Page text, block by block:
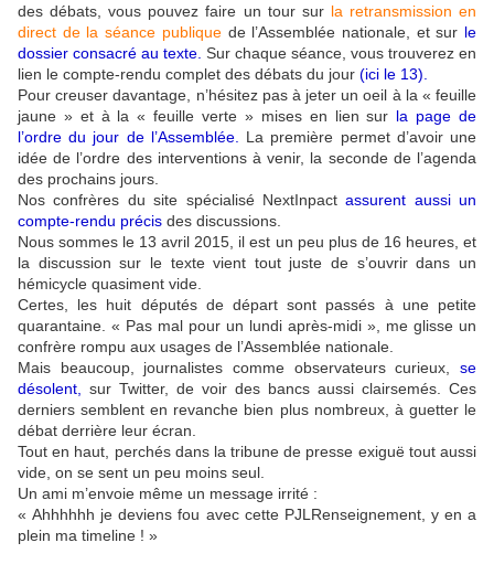
des débats, vous pouvez faire un tour sur la retransmission en
direct de la séance publiquede l’Assemblée nationale, et sur le
dossier consacré au texte Sur chaque séance, vous trouverez en
lien le compte-rendu complet des débats du jour (ici le 13).
Pour creuser davantage, n’hésitez pas à jeter un oeil à la « feuille
jaune » et à la « feuille verte » mises en lien sur la page de
l’ordre du jour de l’Assemblée. La première permet d’avoir une
idée de l’ordre des interventions à venir, la seconde de l’agenda
des prochains jours.
Nos confrères du site spécialisé NextInpact assurent aussi un
compte-rendu précis des discussions.
Nous sommes le 13 avril 2015, il est un peu plus de 16 heures, et
la discussion sur le texte vient tout juste de s’ouvrir dans un
hémicycle quasiment vide.
Certes, les huit députés de départ sont passés à une petite
quarantaine. « Pas mal pour un lundi après-midi », me glisse un
confrère rompu aux usages de l’Assemblée nationale.
Mais beaucoup, journalistes comme observateurs curieux,
se
désolent
sur Twitter, de voir des bancs aussi clairsemés. Ces
derniers semblent en revanche bien plus nombreux, à guetter le
débat derrière leur écran.
Tout en haut, perchés dans la tribune de presse exiguë tout aussi
vide, on se sent un peu moins seul.
Un ami m’envoie même un message irrité :
« Ahhhhhh je deviens fou avec cette PJLRenseignement, y en a
plein ma timeline ! »